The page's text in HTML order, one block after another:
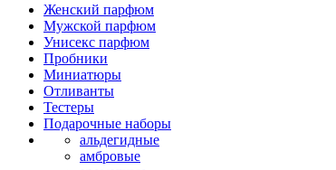
Женский парфюм
Мужской парфюм
Унисекс парфюм
Пробники
Миниатюры
Отливанты
Тестеры
Подарочные наборы
альдегидные
амбровые